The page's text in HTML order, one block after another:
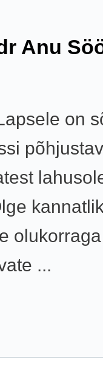
Anu
on
...